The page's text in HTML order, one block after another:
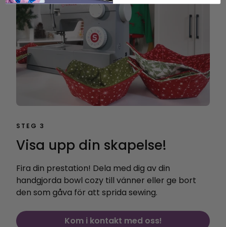
STEG 3
Visa upp din skapelse!
Fira din prestation! Dela med dig av din
handgjorda bowl cozy till vänner eller ge bort
den som gåva för att sprida sewing.
Kom i kontakt med oss!